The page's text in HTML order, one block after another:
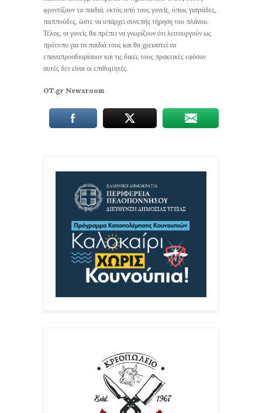
φροντίζουν τα παιδιά, εκτός από τους γονείς, όπως γιαγιάδες,
παππούδες, ώστε να υπάρχει συνεπής τήρηση του πλάνου.
Τέλος, οι γονείς θα πρέπει να γνωρίζουν ότι λειτουργούν ως
πρότυπο για τα παιδιά τους και θα χρειαστεί να
επαναπροσδιορίσουν και τις δικές τους πρακτικές εφόσον
αυτές δεν είναι οι επιθυμητές.
OT.gr Newsroom